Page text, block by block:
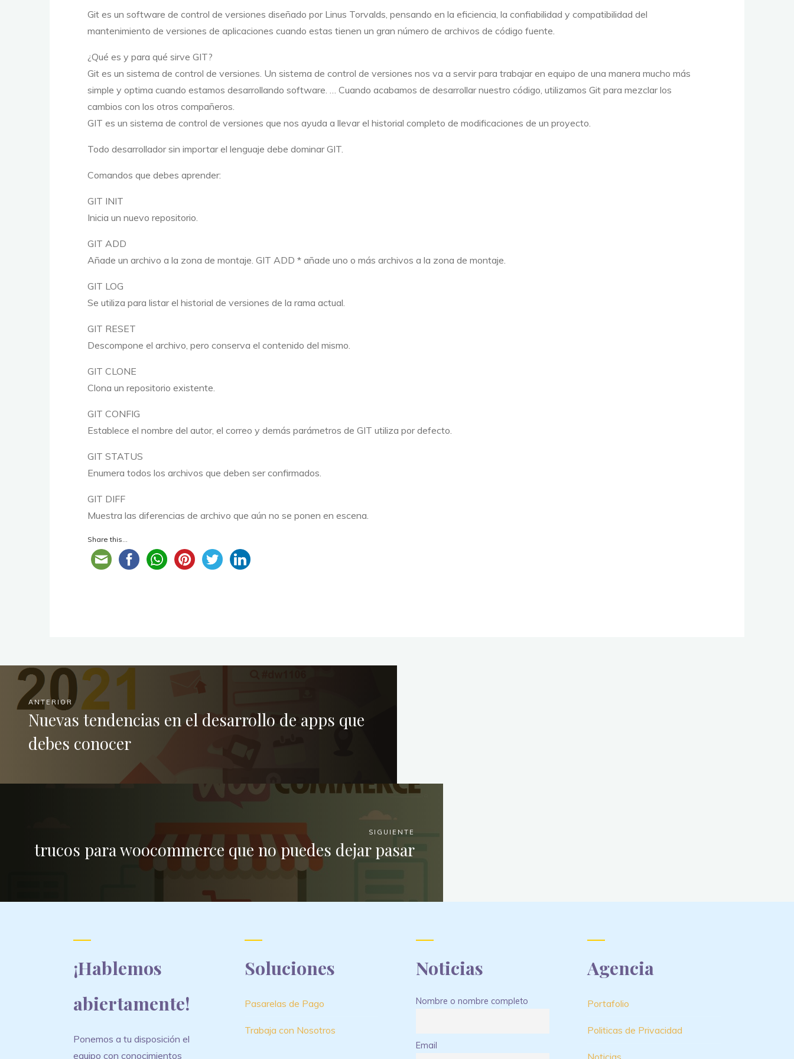
Git es un software de control de versiones diseñado por Linus Torvalds, pensando en la eficiencia, la confiabilidad y compatibilidad del
mantenimiento de versiones de aplicaciones cuando estas tienen un gran número de archivos de código fuente.
¿Qué es y para qué sirve GIT?
Git es un sistema de control de versiones. Un sistema de control de versiones nos va a servirpara trabajar en equipo de una manera mucho más
simple y optima cuando estamos desarrollando software. … Cuando acabamos de desarrollar nuestro código, utilizamos Git para mezclar los
cambios con los otros compañeros.
GIT es un sistema de control de versiones que nos ayuda a llevar el historial completo de modificaciones de un proyecto.
Todo desarrollador sin importar el lenguaje debe dominar GIT.
Comandos que debes aprender:
GIT INIT
Inicia un nuevo repositorio.
GIT ADD
Añade un archivo a la zona de montaje. GIT ADD * añade uno o más archivos a la zona de montaje.
GIT LOG
Se utiliza para listar el historial de versiones de la rama actual.
GIT RESET
Descompone el archivo, pero conserva el contenido del mismo.
GIT CLONE
Clona un repositorio existente.
GIT CONFIG
Establece el nombre del autor, el correo y demás parámetros de GIT utiliza por defecto.
GIT STATUS
Enumera todos los archivos que deben ser confirmados.
GIT DIFF
Muestra las diferencias de archivo que aún no se ponen en escena.
Share this...
ANTERIOR
Nuevas tendencias en el desarrollo de apps que
debes conocer
SIGUIENTE
trucos para woocommerce que no puedes dejar pasar
¡Hablemos
abiertamente!
Ponemos a tu disposición el
equipo con conocimientos
Soluciones
Pasarelas de Pago
Trabaja con Nosotros
Noticias
Nombre o nombre completo
Email
Agencia
Portafolio
Politicas de Privacidad